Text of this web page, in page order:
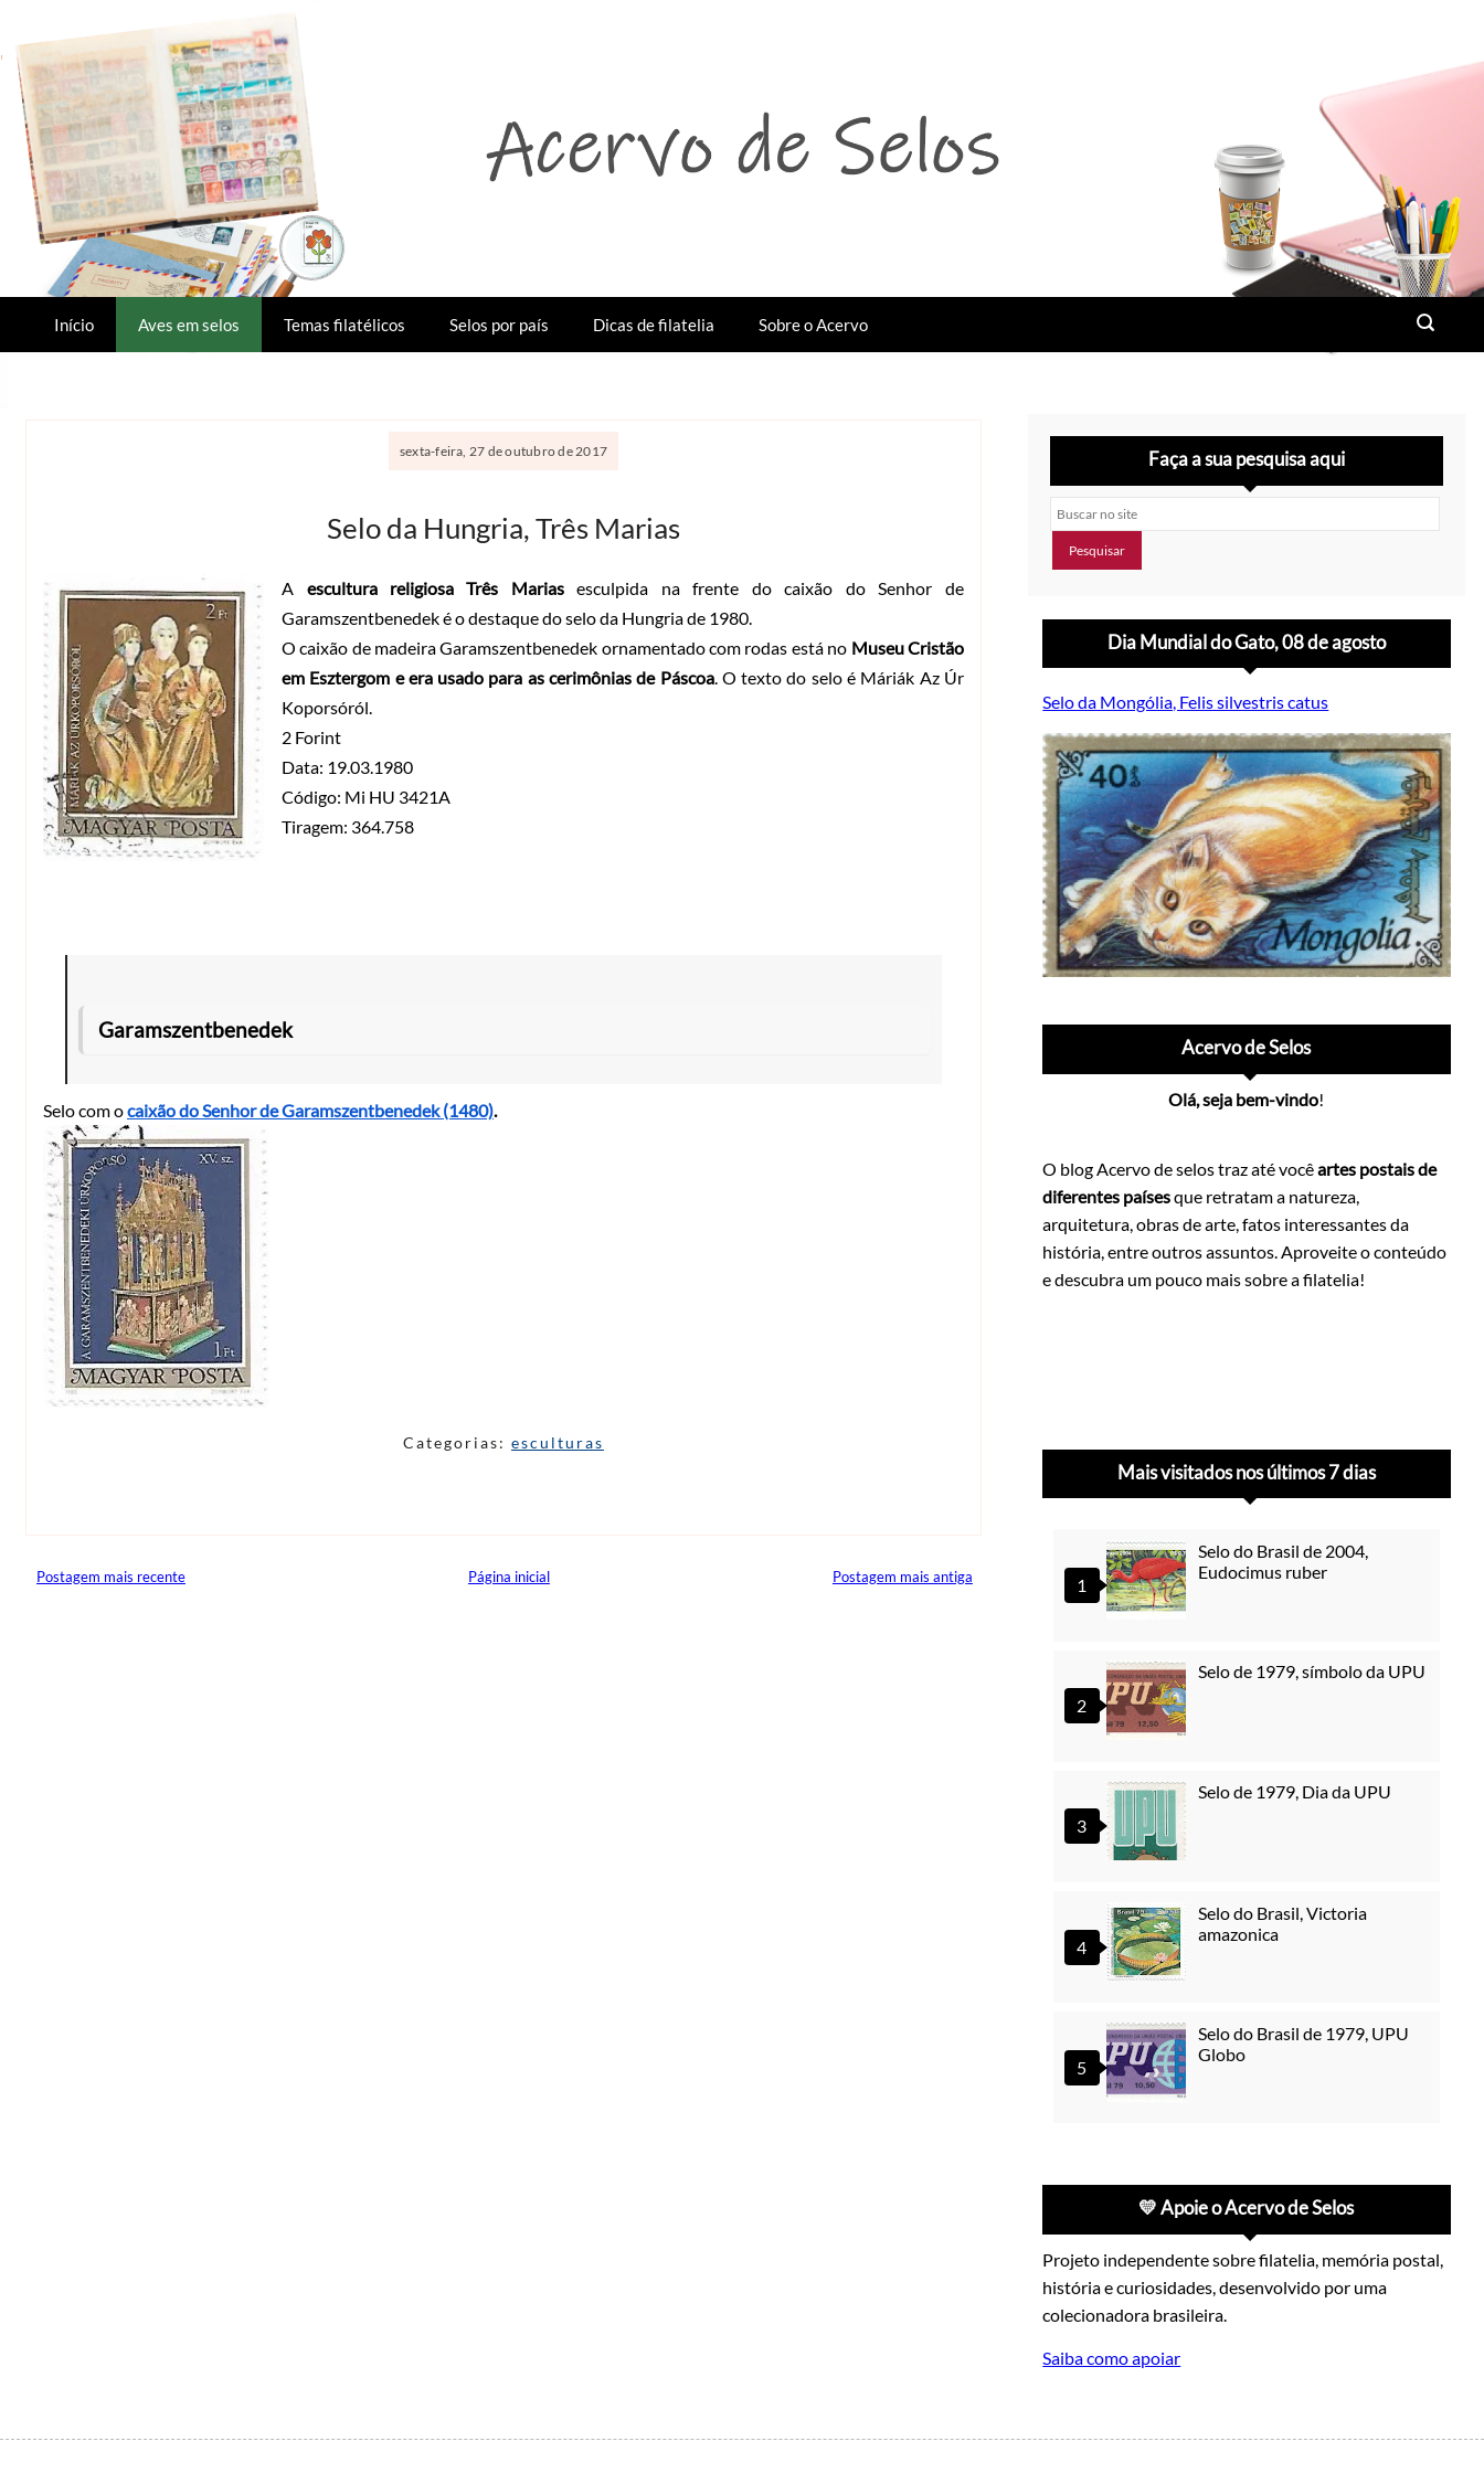
Início Aves em selos Temas filatélicos Selos por país Dicas de filatelia Sobre o Acervo
sexta-feira, 27 de outubro de 2017
Selo da Hungria, Três Marias
A escultura religiosa Três Mariasesculpida na frente do caixão do Senhor de
Garamszentbenedek é o destaque do selo da Hungria de 1980.
O caixão de madeira Garamszentbenedek ornamentado com rodas está no Museu Cristão
em Esztergom e era usado para as cerimônias de Páscoa. O texto do selo é Máriák Az Úr
Koporsóról.
2 Forint
Data: 19.03.1980
Código: Mi HU 3421A
Tiragem: 364.758
Garamszentbenedek
Selo com ocaixão do Senhor de Garamszentbenedek (1480).
Categorias: esculturas
Postagem mais recente Postagem mais antiga
Página inicial
Faça a sua pesquisa aqui
Buscar no site
Dia Mundial do Gato, 08 de agosto
Selo da Mongólia, Felis silvestris catus
Acervo de Selos
Olá, seja bem-vindo!
O blog Acervo de selos traz até vocêartes postais de
diferentes paísesque retratam a natureza,
arquitetura, obras de arte, fatos interessantes da
história, entre outros assuntos. Aproveite o conteúdo
e descubra um pouco mais sobre a filatelia!
Mais visitados nos últimos 7 dias
Selo do Brasil de 2004,
Eudocimus ruber
Selo de 1979, símbolo da UPU
Selo de 1979, Dia da UPU
Selo do Brasil, Victoria
amazonica
Selo do Brasil de 1979, UPU
Globo
💛 Apoie o Acervo de Selos
Projeto independente sobre filatelia, memória postal,
história e curiosidades, desenvolvido por uma
colecionadora brasileira.
Saiba como apoiar